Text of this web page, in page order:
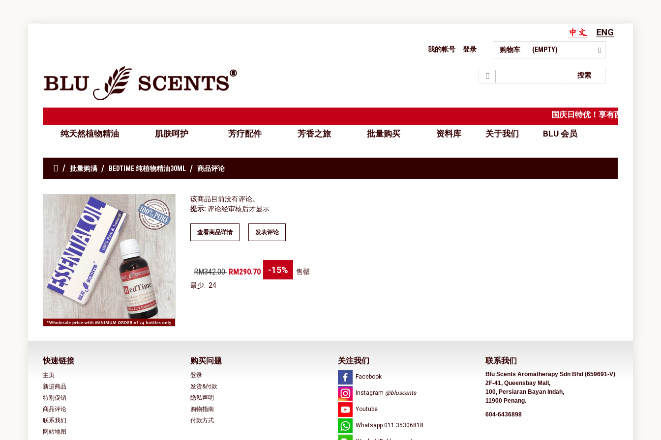
购物车 (EMPTY)
我的帐号 登录
搜索
国庆日特优！享有西马
纯天然植物精油 肌肤呵护 芳疗配件 芳香之旅 批量购买 资料库 关于我们 BLU 会员
批量购满 BEDTIME 纯植物精油30ML 商品评论
该商品目前没有评论。
提示: 评论经审核后才显示
查看商品详情 发表评论
RM342.00 RM290.70 -15%
售罄
最少: 24
快速链接
主页
新进商品
特别促销
商品评论
联系我们
网站地图
购买问题
登录
发货&付款
隐私声明
购物指南
付款方式
关注我们
Facebook
Instagram @bluscents
Youtube
Whatsapp 011 35306818
联系我们
Blu Scents Aromatherapy Sdn Bhd (659691-V)
2F-41, Queensbay Mall,
100, Persiaran Bayan Indah,
11900 Penang.
604-6436898